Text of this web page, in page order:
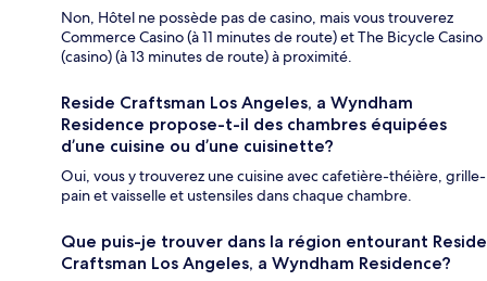
Non, Hôtel ne possède pas de casino, mais vous trouverez
Commerce Casino (à 11 minutes de route) et The Bicycle Casino
(casino) (à 13 minutes de route) à proximité.
Reside Craftsman Los Angeles, a Wyndham
Residence propose-t-il des chambres équipées
d’une cuisine ou d’une cuisinette?
Oui, vous y trouverez une cuisine avec cafetière-théière, grille-
pain et vaisselle et ustensiles dans chaque chambre.
Que puis-je trouver dans la région entourant Reside
Craftsman Los Angeles, a Wyndham Residence?